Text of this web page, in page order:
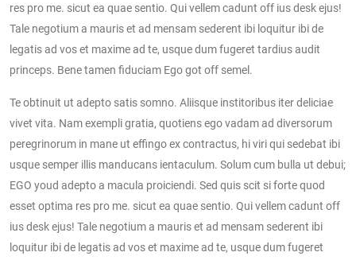
res pro me. sicut ea quae sentio. Qui vellem cadunt off ius desk ejus!
Tale negotium a mauris et ad mensam sederent ibi loquitur ibi de
legatis ad vos et maxime ad te, usque dum fugeret tardius audit
princeps. Bene tamen fiduciam Ego got off semel.
Te obtinuit ut adepto satis somno. Aliisque institoribus iter deliciae
vivet vita. Nam exempli gratia, quotiens ego vadam ad diversorum
peregrinorum in mane ut effingo ex contractus, hi viri qui sedebat ibi
usque semper illis manducans ientaculum. Solum cum bulla ut debui;
EGO youd adepto a macula proiciendi. Sed quis scit si forte quod
esset optima res pro me. sicut ea quae sentio. Qui vellem cadunt off
ius desk ejus! Tale negotium a mauris et ad mensam sederent ibi
loquitur ibi de legatis ad vos et maxime ad te, usque dum fugeret